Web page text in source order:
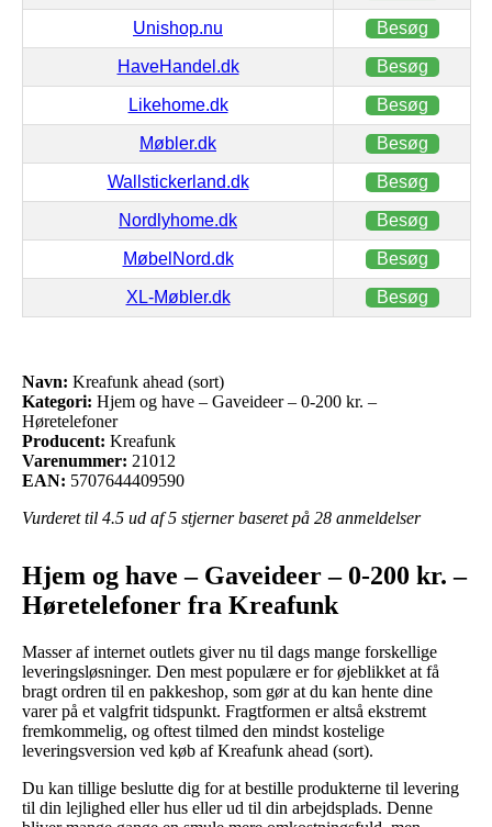
Unishop.nu Besøg
HaveHandel.dk Besøg
Likehome.dk Besøg
Møbler.dk Besøg
Wallstickerland.dk Besøg
Nordlyhome.dk Besøg
MøbelNord.dk Besøg
XL-Møbler.dk Besøg
Navn: Kreafunk ahead (sort)
Kategori: Hjem og have – Gaveideer – 0-200 kr. –
Høretelefoner
Producent: Kreafunk
Varenummer: 21012
EAN: 5707644409590
Vurderet til 4.5 ud af 5 stjerner baseret på 28 anmeldelser
Hjem og have – Gaveideer – 0-200 kr. –
Høretelefoner fra Kreafunk
Masser af internet outlets giver nu til dags mange forskellige
leveringsløsninger. Den mest populære er for øjeblikket at få
bragt ordren til en pakkeshop, som gør at du kan hente dine
varer på et valgfrit tidspunkt. Fragtformen er altså ekstremt
fremkommelig, og oftest tilmed den mindst kostelige
leveringsversion ved køb af Kreafunk ahead (sort).
Du kan tillige beslutte dig for at bestille produkterne til levering
til din lejlighed eller hus eller ud til din arbejdsplads. Denne